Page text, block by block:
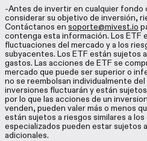
-Antes de invertir en cualquier fondo
considerar su objetivo de inversión,
Contáctanos en soporte@mivest.io
contenga esta información. Los ETF
fluctuaciones del mercado y a los
subyacentes. Los ETF están sujetos
gastos. Las acciones de ETF se
mercado que puede ser superior o
no se reembolsan individualmente
inversiones fluctuarán y están
por lo que las acciones de un
venden, pueden valer más o menos
están sujetos a riesgos similares a
especializados pueden estar sujetos
adicionales.